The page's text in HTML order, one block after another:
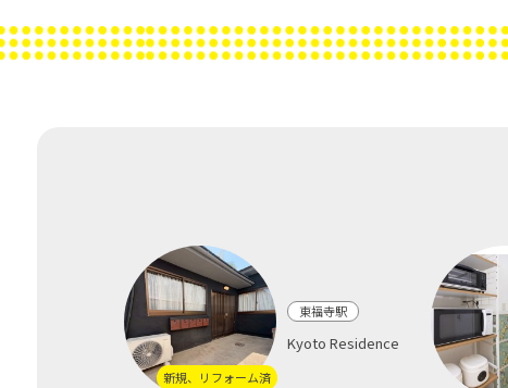
新規、リフォーム済
東福寺駅
Kyoto Residence